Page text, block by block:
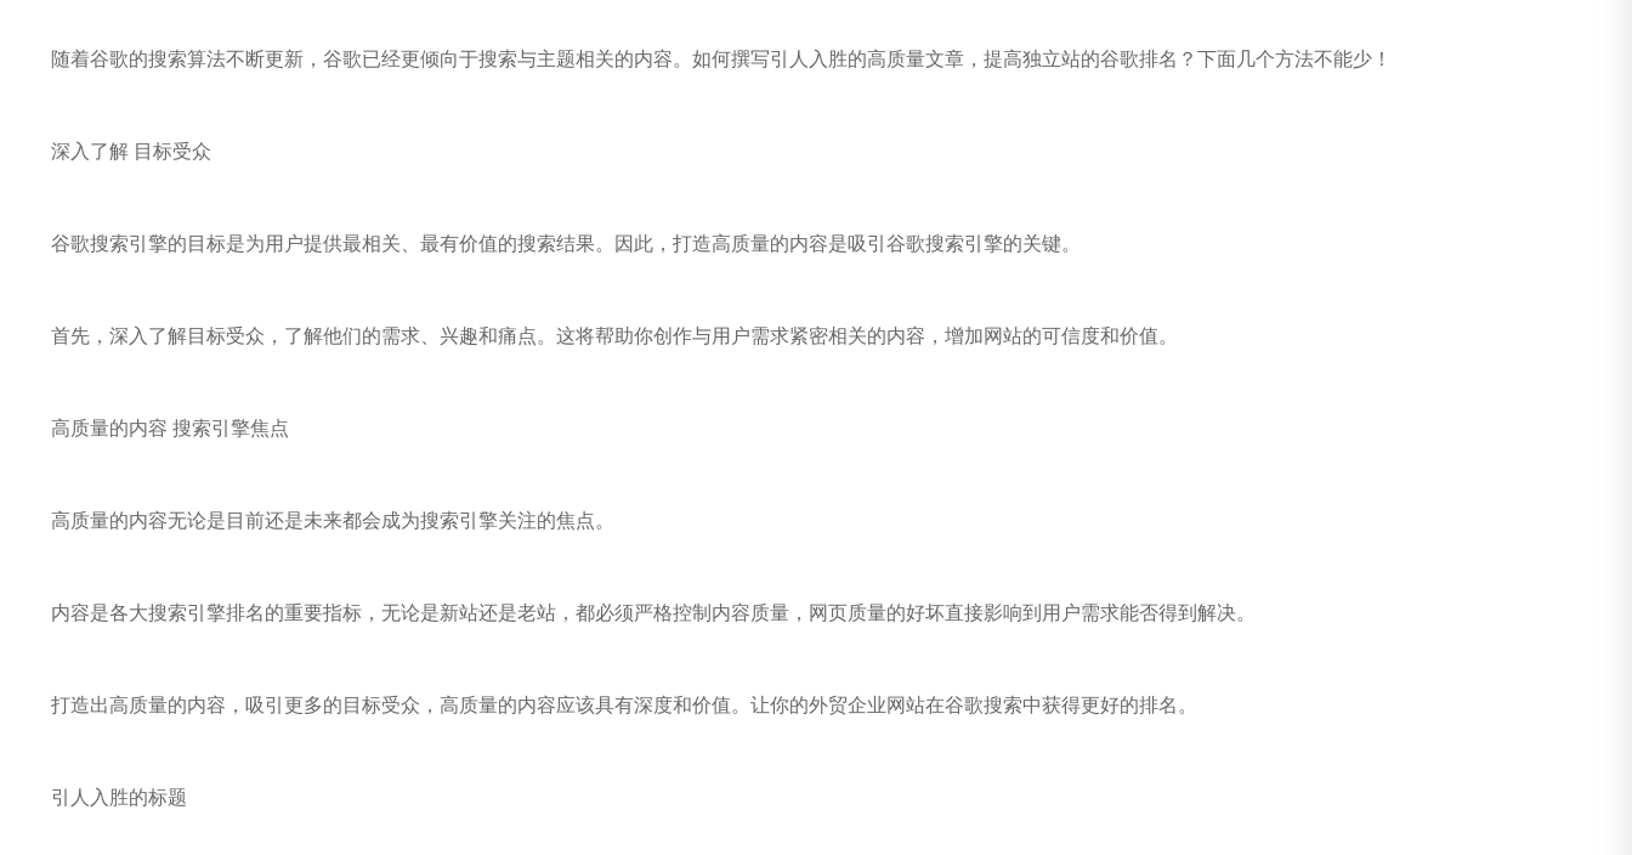
公司新闻
随着谷歌的搜索算法不断更新，谷歌已经更倾向于搜索与主题相关的内容。如何撰写引人入胜的高质量文章，提高独立站的谷歌排名？下面几个方法不能少！
深入了解 目标受众
谷歌搜索引擎的目标是为用户提供最相关、最有价值的搜索结果。因此，打造高质量的内容是吸引谷歌搜索引擎的关键。
首先，深入了解目标受众，了解他们的需求、兴趣和痛点。这将帮助你创作与用户需求紧密相关的内容，增加网站的可信度和价值。
高质量的内容 搜索引擎焦点
高质量的内容无论是目前还是未来都会成为搜索引擎关注的焦点。
内容是各大搜索引擎排名的重要指标，无论是新站还是老站，都必须严格控制内容质量，网页质量的好坏直接影响到用户需求能否得到解决。
打造出高质量的内容，吸引更多的目标受众，高质量的内容应该具有深度和价值。让你的外贸企业网站在谷歌搜索中获得更好的排名。
引人入胜的标题